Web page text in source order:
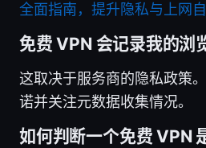
全面指南，提升隐私与上网
免费 VPN 会记录我的浏
这取决于服务商的隐私政策
诺并关注元数据收集情况。
如何判断一个免费 VPN